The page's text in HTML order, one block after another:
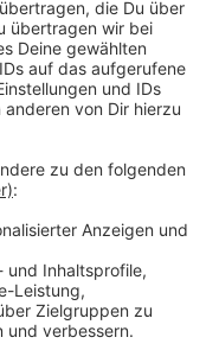
stammen aus aus
kommen aus
von 50 Kilometern
Wochenende.
weiter für eine
kämpfen. Die
liegt etwas über